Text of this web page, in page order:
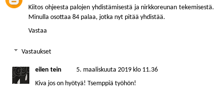
Kiitos ohjeesta palojen yhdistämisestä ja nirkkoreunan tekemisestä.
Minulla osottaa 84 palaa, jotka nyt pitää yhdistää.
Vastaa
Vastaukset
eilen tein
5. maaliskuuta 2019 klo 11.36
Kiva jos on hyötyä! Tsemppiä työhön!